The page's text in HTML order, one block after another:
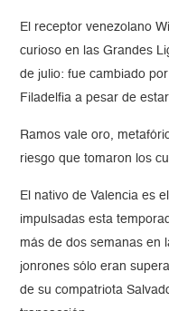
El receptor venezolano
curioso en las Grandes
de julio: fue cambiado
Filadelfia a pesar de
Ramos vale oro,
riesgo que tomaron los
El nativo de Valencia es
impulsadas esta
más de dos semanas en
jonrones sólo eran
de su compatriota